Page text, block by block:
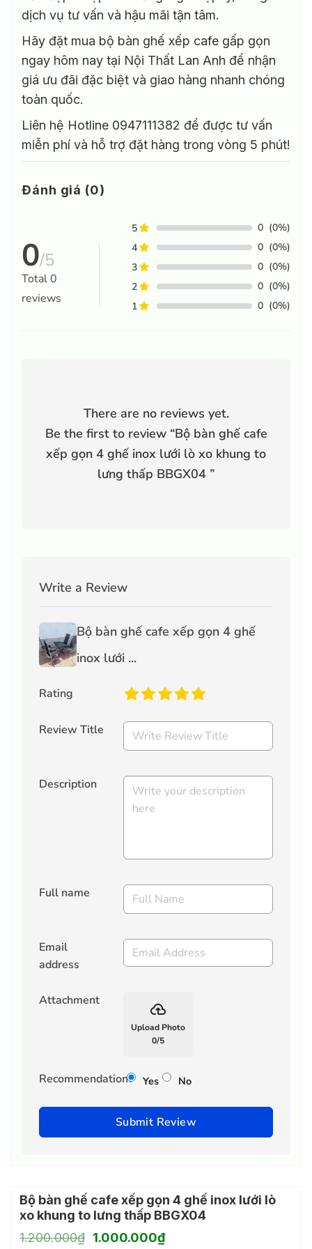
dịch vụ tư vấn và hậu mãi tận tâm.
Hãy đặt mua bộ bàn ghế xếp cafe gấp gọn
ngay hôm nay tại Nội Thất Lan Anh để nhận
giá ưu đãi đặc biệt và giao hàng nhanh chóng
toàn quốc.
Liên hệ Hotline 0947111382 để được tư vấn
miễn phí và hỗ trợ đặt hàng trong vòng 5 phút!
Đánh giá (0)
0/5
Total0
reviews
5 0 (0%)
4
0 (0%)
3
0 (0%)
2
0 (0%)
1
0 (0%)
There are no reviews yet.
Be the first to review “Bộ bàn ghế cafe
xếp gọn 4 ghế inox lưới lò xo khung to
lưng thấp BBGX04 ”
Write a Review
Bộ bàn ghế cafe xếp gọn 4 ghế
inox lưới ...
Rating
Review Title
Description
Full name
Email
address
Attachment backup
Upload Photo
0/5
Recommendation? Yes No
Submit Review
Bộ bàn ghế cafe xếp gọn 4 ghế inox lưới lò
xo khung to lưng thấp BBGX04
1.200.000₫ Giá
1.000.000₫Giá